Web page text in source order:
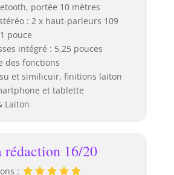
portée 10 mètres
: 2 x haut-parleurs 109
pouce
intégré : 5,25 pouces
des fonctions
et similicuir, finitions laiton
et tablette
Laiton
rédaction 16/20
: